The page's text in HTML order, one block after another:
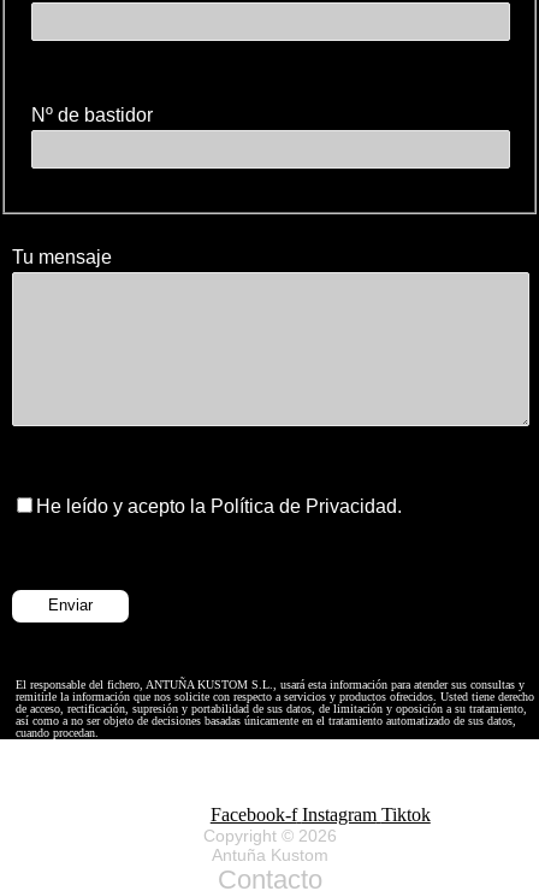
Nº de bastidor
Tu mensaje
He leído y acepto la Política de Privacidad.
El responsable del fichero, ANTUÑA KUSTOM S.L., usará esta información para atender sus consultas y
remitirle la información que nos solicite con respecto a servicios y productos ofrecidos. Usted tiene derecho
de acceso, rectificación, supresión y portabilidad de sus datos, de limitación y oposición a su tratamiento,
así como a no ser objeto de decisiones basadas únicamente en el tratamiento automatizado de sus datos,
cuando procedan.
Facebook-f Instagram Tiktok
Copyright © 2026
Antuña Kustom
Contacto